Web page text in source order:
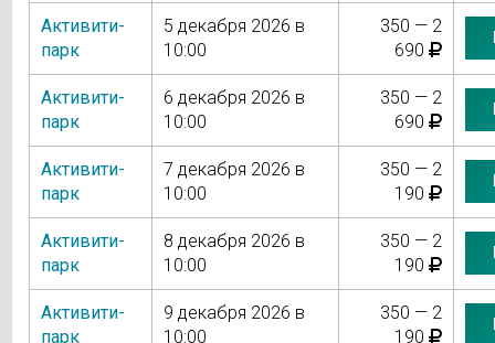
Активити-
парк
5 декабря 2026 в
10:00
350 — 2
690
Активити-
парк
6 декабря 2026 в
10:00
350 — 2
690
Активити-
парк
7 декабря 2026 в
10:00
350 — 2
190
Активити-
парк
8 декабря 2026 в
10:00
350 — 2
190
Активити-
парк
9 декабря 2026 в
10:00
350 — 2
190